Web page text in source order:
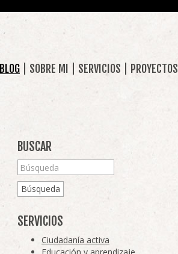
BLOG SOBRE MI SERVICIOS PROYECTOS
BUSCAR
Búsqueda
SERVICIOS
Ciudadanía activa